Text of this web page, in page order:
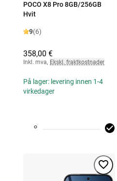
POCO X8 Pro 8GB/256GB
Hvit
9(6)
358,00 €
Inkl. mva, Ekskl. fraktkostnader
På lager: levering innen 1-4
virkedager